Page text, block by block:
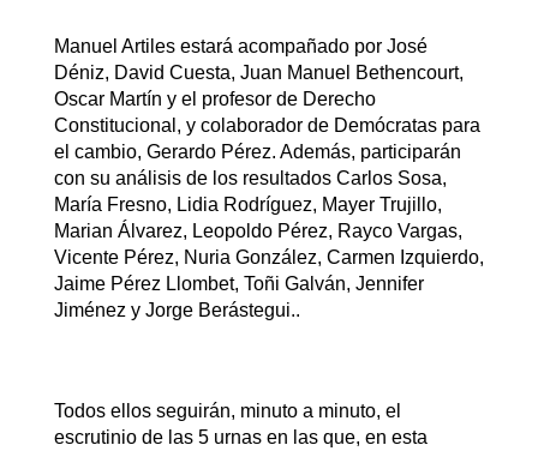
Manuel Artiles estará acompañado por José
Déniz, David Cuesta, Juan Manuel Bethencourt,
Oscar Martín y el profesor de Derecho
Constitucional, y colaborador de Demócratas para
el cambio, Gerardo Pérez. Además, participarán
con su análisis de los resultados Carlos Sosa,
María Fresno, Lidia Rodríguez, Mayer Trujillo,
Marian Álvarez, Leopoldo Pérez, Rayco Vargas,
Vicente Pérez, Nuria González, Carmen Izquierdo,
Jaime Pérez Llombet, Toñi Galván, Jennifer
Jiménez y Jorge Berástegui..
Todos ellos seguirán, minuto a minuto, el
escrutinio de las 5 urnas en las que, en esta